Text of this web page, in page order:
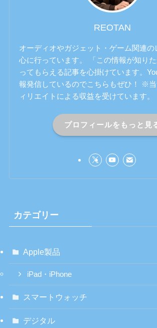
REOTAN
オーディオやガジェット・ゲーム関連の
心に行っています。 「この情報が知り
ってもらえる記事を心掛けています。
報発信しているのでこちらもぜひ！ ※
ィリエイトによる収益を受けています。
プロフィールをもっと見
カテゴリー
Apple製品
iPad・iPhone
スマートウォッチ
デジタル